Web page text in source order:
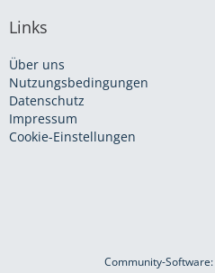
Links
Über uns
Nutzungsbedingungen
Datenschutz
Impressum
Cookie-Einstellungen
Community-Software: